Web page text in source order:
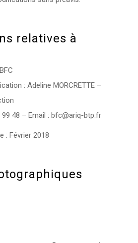
relatives à
: Adeline MORCRETTE –
99 48 – Email : bfc@ariq-btp.fr
: Février 2018